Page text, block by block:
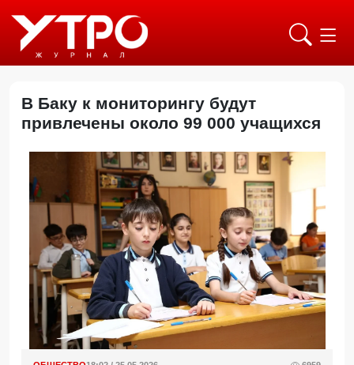
В Баку к мониторингу будут
привлечены около 99 000 учащихся